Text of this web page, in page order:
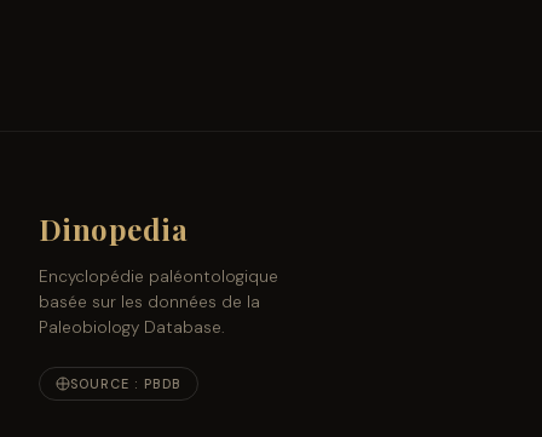
Dinopedia
Encyclopédie paléontologique
basée sur les données de la
Paleobiology Database.
SOURCE : PBDB